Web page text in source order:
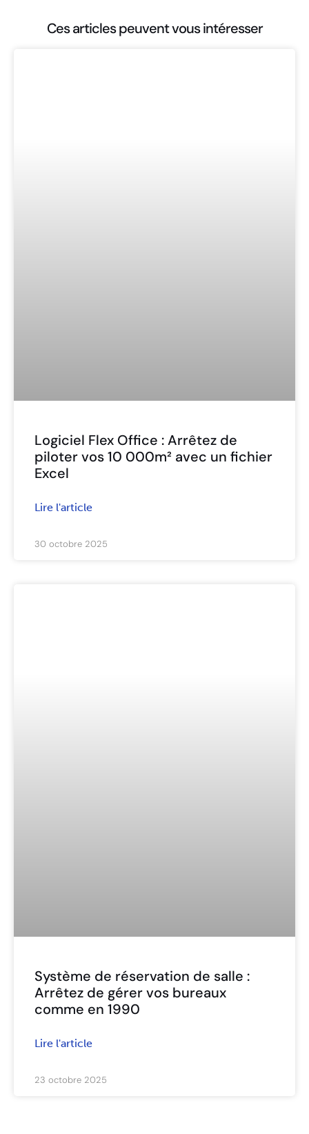
Ces articles peuvent vous intéresser
Logiciel Flex Office : Arrêtez de
piloter vos 10 000m² avec un fichier
Excel
Lire l'article
30 octobre 2025
Système de réservation de salle :
Arrêtez de gérer vos bureaux
comme en 1990
Lire l'article
23 octobre 2025